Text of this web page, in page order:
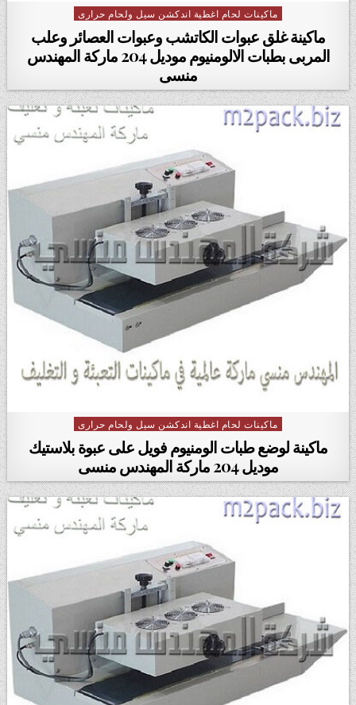
Posted in
ماكينات لحام اغطية اندكشن سيل ولحام حرارى
ماكينة غلق عبوات الكاتشب وعبوات العصائر وعلب
المربى بطبات الالومنيوم موديل 204 ‏ماركة المهندس
منسى
Posted in
ماكينات لحام اغطية اندكشن سيل ولحام حرارى
ماكينة لوضع طبات الومنيوم فويل على عبوة بلاستيك
موديل 204 ماركة المهندس منسى